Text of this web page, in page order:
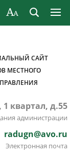
САЙТ
МЕСТНОГО
квартал, д.55
администрации
radugn@avo.ru
Электронная почта